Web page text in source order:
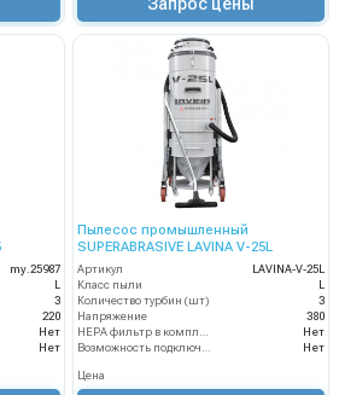
Запрос цены
my.25987
3
220
Нет
Нет
Пылесос промышленный
SUPERABRASIVE LAVINA V-25L
Артикул
LAVINA-V-25L
Класс пыли
Количество турбин (шт)
3
Напряжение
380
Нет
Нет
Цена